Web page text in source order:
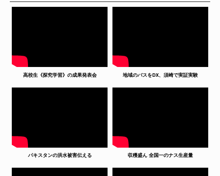
高校生《探究学習》の成果発表会 地域のバスをDX、須崎で実証実験
パキスタンの洪水被害伝える 収穫盛ん 全国一のナス生産量